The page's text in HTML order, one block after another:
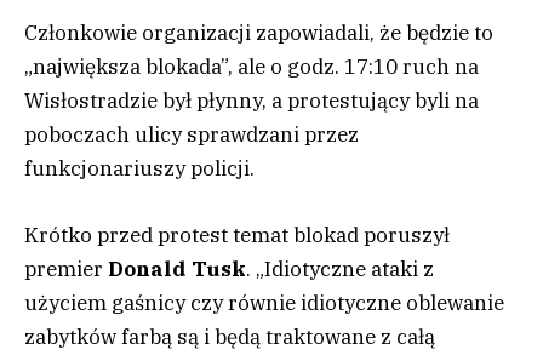
Członkowie organizacji zapowiadali, że będzie to
„największa blokada”, ale o godz. 17:10 ruch na
Wisłostradzie był płynny, a protestujący byli na
poboczach ulicy sprawdzani przez
funkcjonariuszy policji.
Krótko przed protest temat blokad poruszył
premier Donald Tusk. „Idiotyczne ataki z
użyciem gaśnicy czy równie idiotyczne oblewanie
zabytków farbą są i będą traktowane z całą